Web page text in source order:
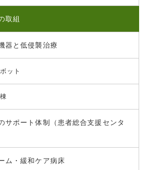
取組
器と低侵襲治療
ット
サポート体制（患者総合支援センタ
ム・緩和ケア病床